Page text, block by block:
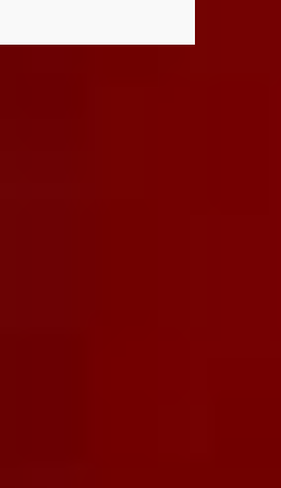
un referente nacional